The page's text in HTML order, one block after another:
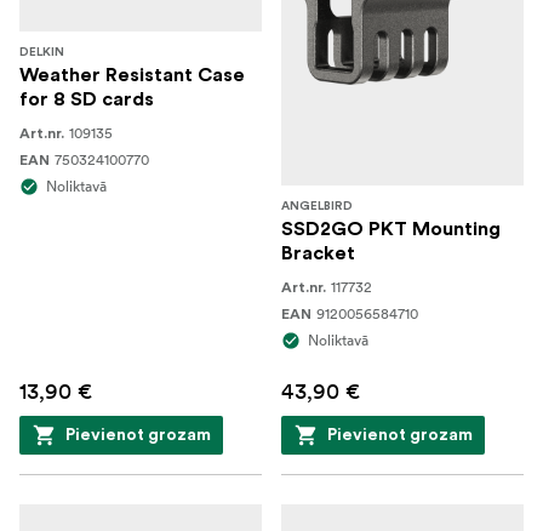
DELKIN
Weather Resistant Case
for 8 SD cards
Art.nr. 109135
EAN 750324100770
Noliktavā
13,90 €
Pievienot grozam
ANGELBIRD
SSD2GO PKT Mounting
Bracket
Art.nr. 117732
EAN 9120056584710
Noliktavā
43,90 €
Pievienot grozam